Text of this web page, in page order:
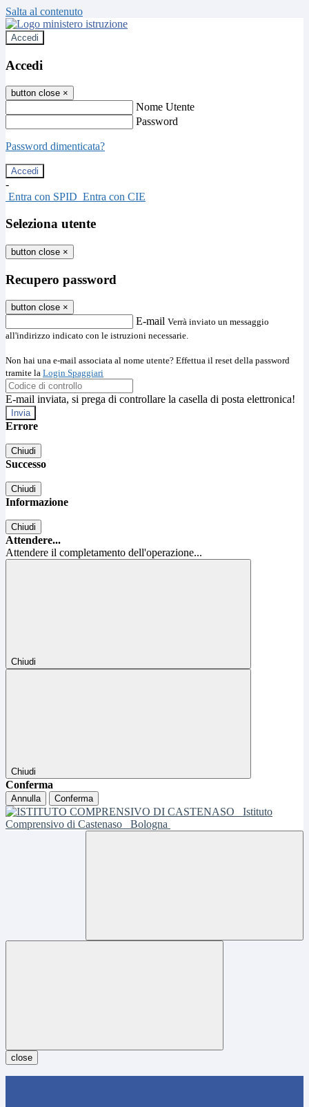
Salta al contenuto
Accedi
Accedi
button close ×
Nome Utente
Password
Password dimenticata?
-
Entra con SPID Entra con CIE
Seleziona utente
button close ×
Recupero password
button close ×
E-mail Verrà inviato un messaggio
all'indirizzo indicato con le istruzioni necessarie.
Non hai una e-mail associata al nome utente? Effettua il reset della password
tramite la Login Spaggiari
E-mail inviata, si prega di controllare la casella di posta elettronica!
Errore
Chiudi
Successo
Chiudi
Informazione
Chiudi
Attendere...
Attendere il completamento dell'operazione...
Chiudi
Chiudi
Conferma
Annulla Conferma
Istituto
Comprensivo di Castenaso
Bologna
close